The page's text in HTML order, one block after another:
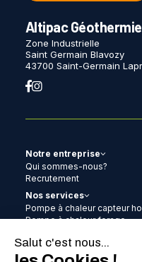
Altipac Géothermie
Zone Industrielle
Saint Germain Blavozy
43700 Saint-Germain
Notre entreprise
Qui sommes-nous?
Recrutement
Nos services
Pompe à chaleur capteur
Pompe à chaleur forage
Pompe à chaleur clim